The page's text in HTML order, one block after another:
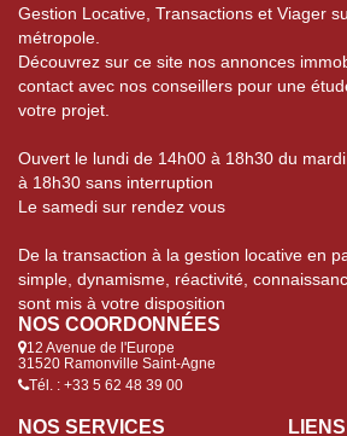
Gestion Locative, Transactions et Viager
métropole.
Découvrez sur ce site nos annonces
contact avec nos conseillers pour une
votre projet.
Ouvert le lundi de 14h00 à 18h30 du
à 18h30 sans interruption
Le samedi sur rendez vous
De la transaction à la gestion locative en
simple, dynamisme, réactivité,
sont mis à votre disposition
NOS COORDONNÉES
12 Avenue de l'Europe
31520 Ramonville Saint-Agne
Tél. : +33 5 62 48 39 00
NOS SERVICES